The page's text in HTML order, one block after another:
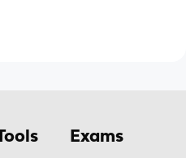
Exams